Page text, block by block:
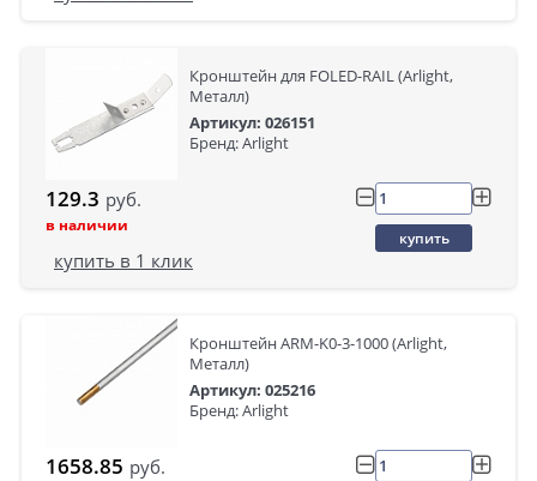
Кронштейн для FOLED-RAIL (Arlight,
Металл)
Артикул: 026151
Бренд: Arlight
129.3 руб.
в наличии
купить
купить в 1 клик
Кронштейн ARM-K0-3-1000 (Arlight,
Металл)
Артикул: 025216
Бренд: Arlight
1658.85 руб.